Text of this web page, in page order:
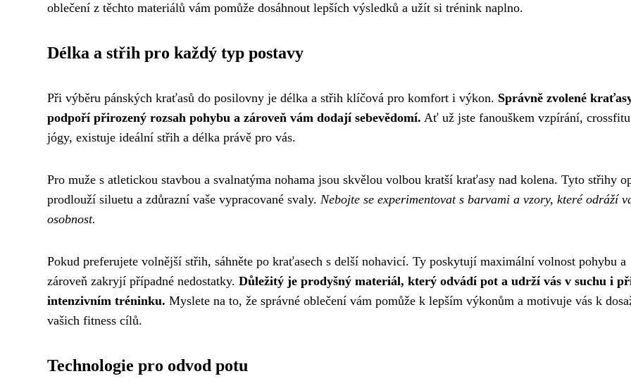
oblečení z těchto materiálů vám pomůže dosáhnout lepších výsledků a užít si trénink naplno.
Délka a střih pro každý typ postavy
Při výběru pánských kraťasů do posilovny je délka a střih klíčová pro komfort i výkon. Správně zvolené
podpoří přirozený rozsah pohybu a zároveň vám dodají sebevědomí. Ať už jste fanouškem vzpírání,
jógy, existuje ideální střih a délka právě pro vás.
Pro muže s atletickou stavbou a svalnatýma nohama jsou skvělou volbou kratší kraťasy nad kolena. Tyto střihy
prodlouží siluetu a zdůrazní vaše vypracované svaly. Nebojte se experimentovat s barvami a vzory, které odráží
osobnost.
Pokud preferujete volnější střih, sáhněte po kraťasech s delší nohavicí. Ty poskytují maximální volnost pohybu a
zároveň zakryjí případné nedostatky. Důležitý je prodyšný materiál, který odvádí pot a udrží vás v suchu i
intenzivním tréninku. Myslete na to, že správné oblečení vám pomůže k lepším výkonům a motivuje vás k
vašich fitness cílů.
Technologie pro odvod potu